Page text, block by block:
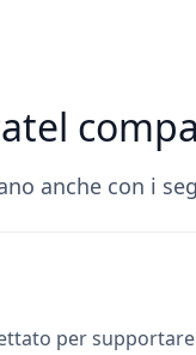
anche con i
per supportare